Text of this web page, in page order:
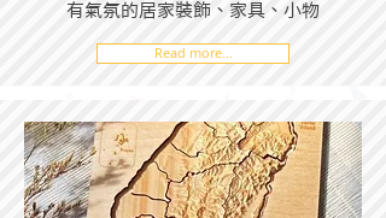
有氣氛的居家裝飾、家具、小物
Read more...